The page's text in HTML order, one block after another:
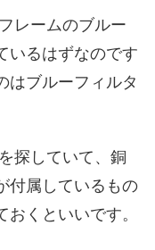
レームのブルー
いるはずなのです
はブルーフィルタ
探していて、銅
付属しているもの
くといいです。